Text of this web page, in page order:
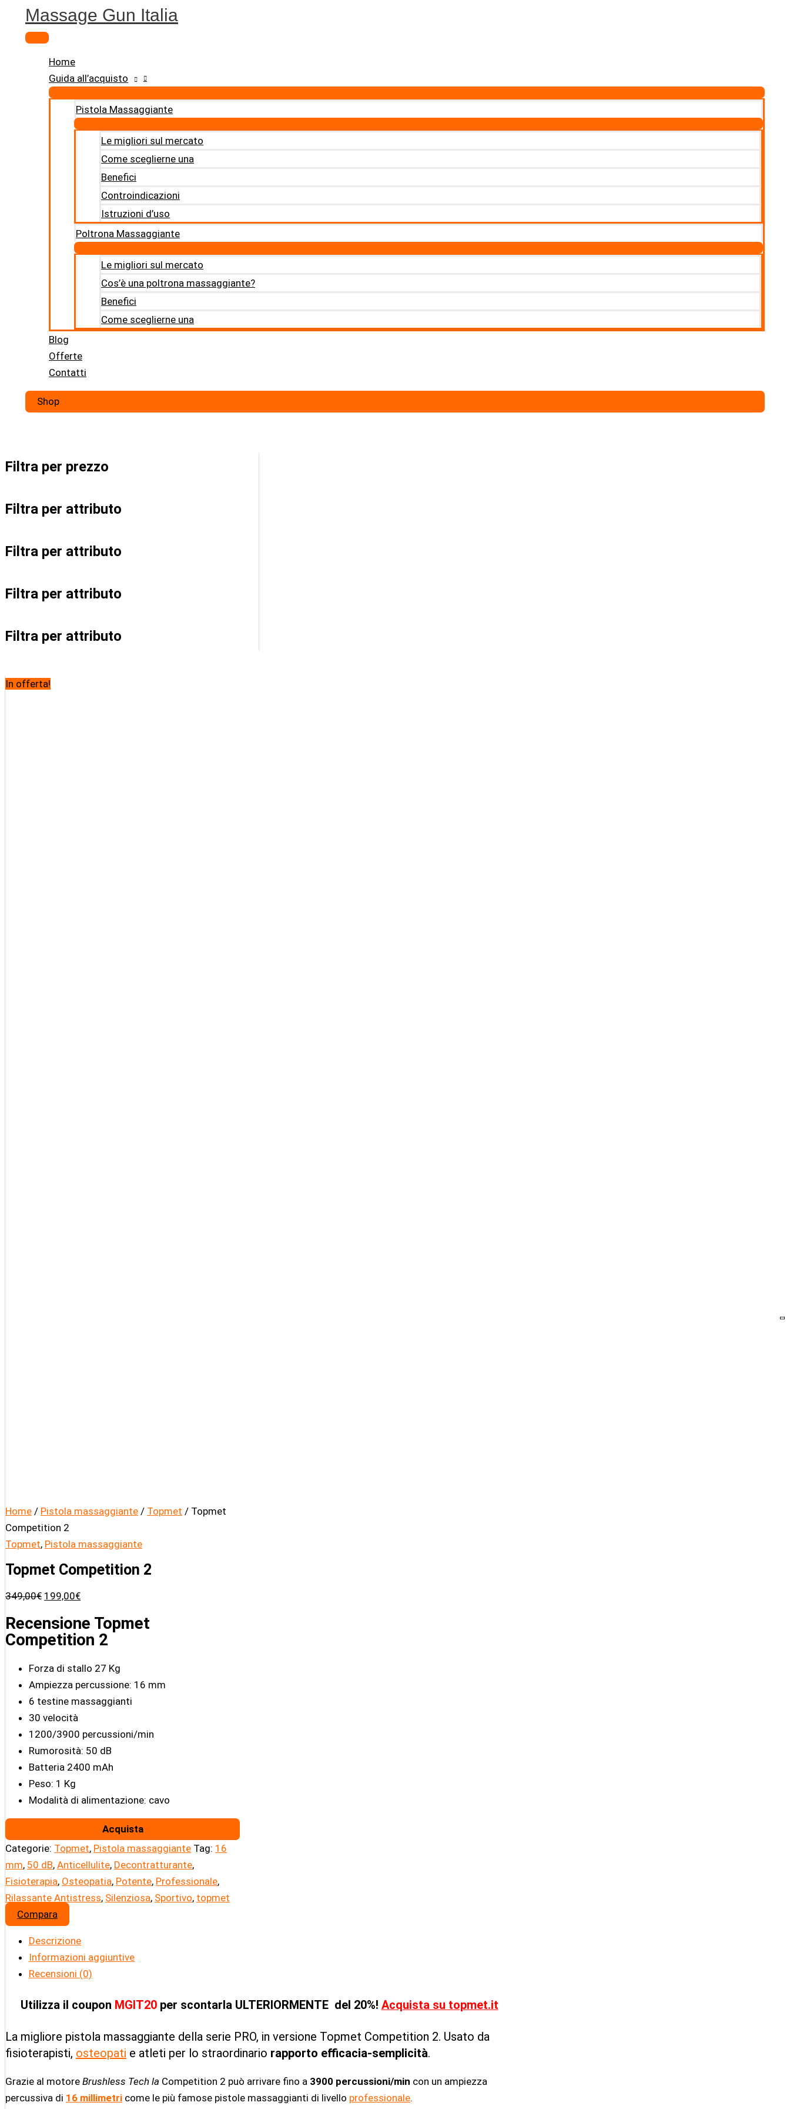
contenuto
Massage Gun Italia
Menu
Home
Guida all’acquisto
Pistola Massaggiante
Le migliori sul mercato
Come sceglierne una
Benefici
Controindicazioni
Istruzioni d’uso
Poltrona Massaggiante
Le migliori sul mercato
Cos’è una poltrona massaggiante?
Benefici
Come sceglierne una
Blog
Offerte
Contatti
Shop
Filtra per prezzo
Filtra per attributo
Filtra per attributo
Filtra per attributo
Filtra per attributo
In offerta!
Home / Pistola massaggiante / Topmet / Topmet
Competition 2
Topmet, Pistola massaggiante
Topmet Competition 2
349,00€ Il
originale
era:
349,00€.
199,00€Il
attuale
è:
199,00€.
Recensione Topmet
Competition 2
Forza di stallo 27 Kg
Ampiezza percussione: 16 mm
6 testine massaggianti
30 velocità
1200/3900 percussioni/min
Rumorosità: 50 dB
Batteria 2400 mAh
Peso: 1 Kg
Modalità di alimentazione: cavo
Acquista
Categorie: Topmet, Pistola massaggiante Tag: 16
mm, 50 dB, Anticellulite, Decontratturante,
Fisioterapia, Osteopatia, Potente, Professionale,
Rilassante Antistress, Silenziosa, Sportivo, topmet
Compara
Descrizione
Informazioni aggiuntive
Recensioni (0)
Utilizza il coupon MGIT20 per scontarla ULTERIORMENTE del 20%! Acquista su topmet.it
La migliore pistola massaggiante della serie PRO, in versione Topmet Competition 2. Usato da
fisioterapisti, osteopati e atleti per lo straordinario rapporto efficacia-semplicità.
Grazie al motore Brushless Tech la Competition 2 può arrivare fino a 3900 percussioni/min con un ampiezza
percussiva di 16 millimetri come le più famose pistole massaggianti di livello professionale.